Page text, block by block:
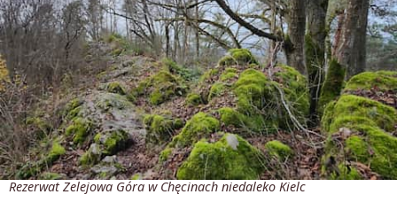
Rezerwat Zelejowa Góra w Chęcinach niedaleko Kielc